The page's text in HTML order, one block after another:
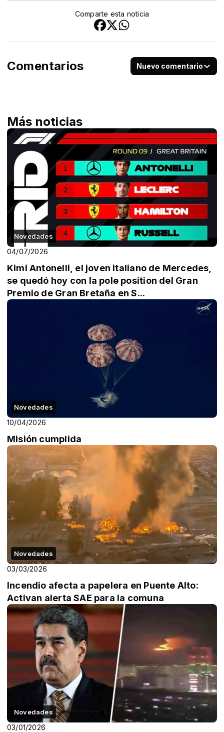
Comparte esta noticia
Comentarios Nuevo comentario
Más noticias
Novedades
04/07/2026
Kimi Antonelli, el joven italiano de Mercedes,
se quedó hoy con la pole position del Gran
Premio de Gran Bretaña en S...
Novedades
10/04/2026
Misión cumplida
Novedades
03/03/2026
Incendio afecta a papelera en Puente Alto:
Activan alerta SAE para la comuna
Novedades
03/01/2026